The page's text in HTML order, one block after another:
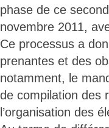
phase de ce
novembre 2011,
Ce processus a
prenantes et des
notamment, le
de compilation des
l’organisation des